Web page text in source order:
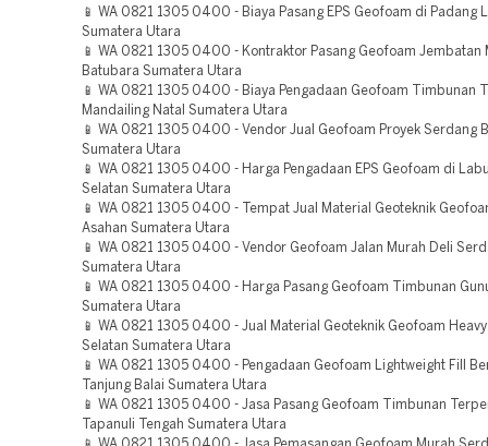
📱 WA 0821 1305 0400 - Biaya Pasang EPS Geofoam di Padang
Sumatera Utara
📱 WA 0821 1305 0400 - Kontraktor Pasang Geofoam Jembatan
Batubara Sumatera Utara
📱 WA 0821 1305 0400 - Biaya Pengadaan Geofoam Timbunan
Mandailing Natal Sumatera Utara
📱 WA 0821 1305 0400 - Vendor Jual Geofoam Proyek Serdang
Sumatera Utara
📱 WA 0821 1305 0400 - Harga Pengadaan EPS Geofoam di
Selatan Sumatera Utara
📱 WA 0821 1305 0400 - Tempat Jual Material Geoteknik
Asahan Sumatera Utara
📱 WA 0821 1305 0400 - Vendor Geofoam Jalan Murah Deli
Sumatera Utara
📱 WA 0821 1305 0400 - Harga Pasang Geofoam Timbunan
Sumatera Utara
📱 WA 0821 1305 0400 - Jual Material Geoteknik Geofoam
Selatan Sumatera Utara
📱 WA 0821 1305 0400 - Pengadaan Geofoam Lightweight Fill
Tanjung Balai Sumatera Utara
📱 WA 0821 1305 0400 - Jasa Pasang Geofoam Timbunan
Tapanuli Tengah Sumatera Utara